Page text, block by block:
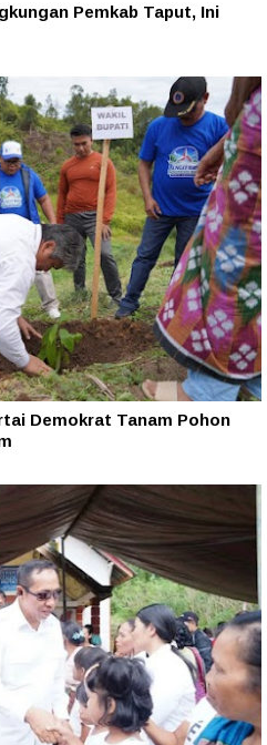
Pemkab Taput, Ini
Demokrat Tanam Pohon